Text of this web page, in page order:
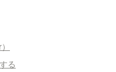
る